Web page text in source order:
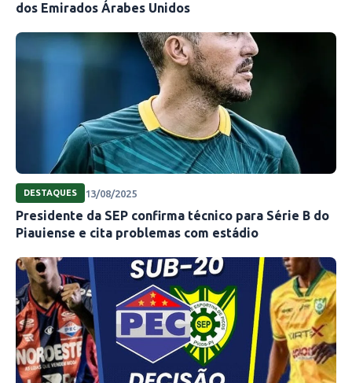
dos Emirados Árabes Unidos
DESTAQUES 13/08/2025
Presidente da SEP confirma técnico para Série B do
Piauiense e cita problemas com estádio